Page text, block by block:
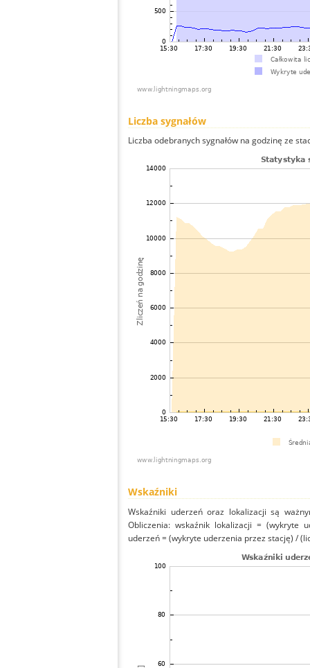
Liczba sygnałów
Liczba odebranych sygnałów na godzinę ze
Wskaźniki
Wskaźniki uderzeń oraz lokalizacji są
Obliczenia: wskaźnik lokalizacji = (wykryte
uderzeń = (wykryte uderzenia przez stację) /